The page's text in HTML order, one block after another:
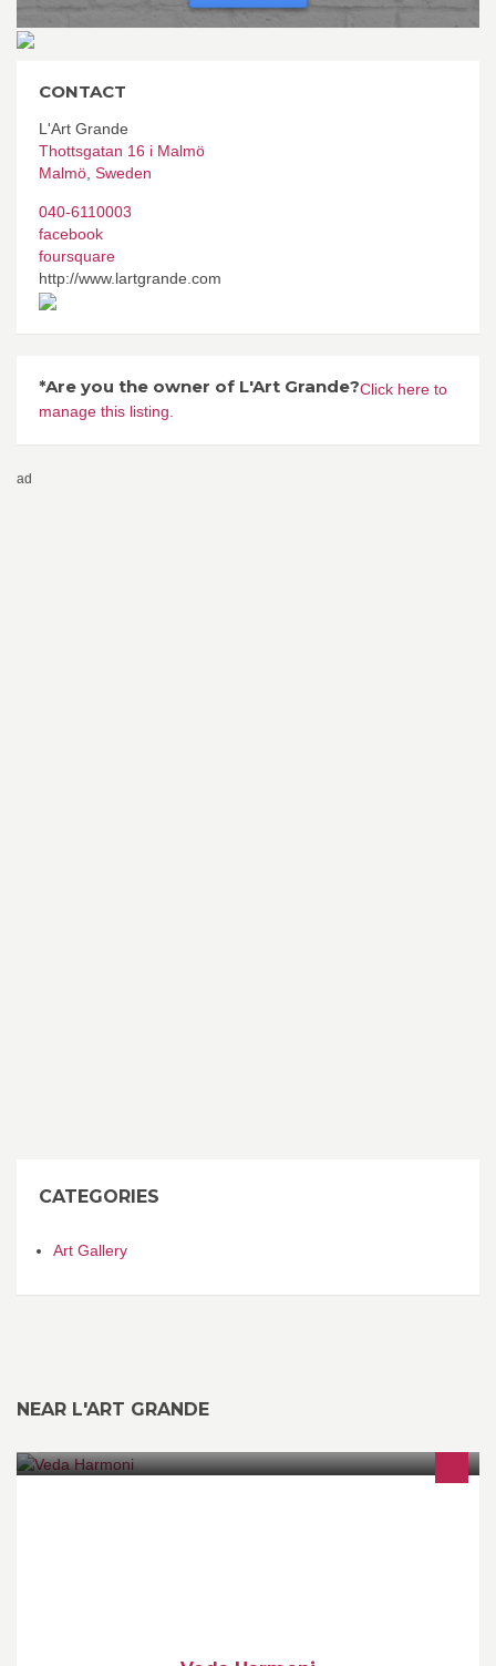
CONTACT
L'Art Grande
Thottsgatan 16 i Malmö
Malmö Sweden
040-6110003
facebook
foursquare
http://www.lartgrande.com
*Are you the owner of L'Art Grande?Click here to
manage this listing.
ad
CATEGORIES
Art Gallery
NEAR L'ART GRANDE